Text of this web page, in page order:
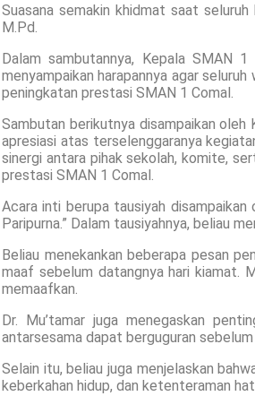
Suasana semakin khidmat saat
M.Pd.
Dalam sambutannya, Kepala SMAN
menyampaikan harapannya agar
peningkatan prestasi SMAN 1 Comal.
Sambutan berikutnya disampaikan oleh
apresiasi atas terselenggaranya
sinergi antara pihak sekolah, komite,
prestasi SMAN 1 Comal.
Acara inti berupa tausiyah disampaikan
Paripurna.” Dalam tausiyahnya, beliau
Beliau menekankan beberapa pesan
maaf sebelum datangnya hari kiamat.
memaafkan.
Dr. Mu’tamar juga menegaskan
antarsesama dapat berguguran
Selain itu, beliau juga menjelaskan
keberkahan hidup, dan ketenteraman